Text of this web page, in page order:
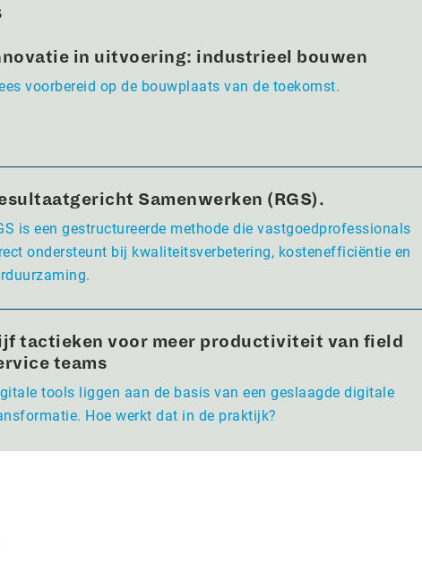
in uitvoering: industrieel bouwen
voorbereid op de bouwplaats van de toekomst.
Samenwerken (RGS).
is een gestructureerde methode die vastgoedprofessionals
ondersteunt bij kwaliteitsverbetering, kostenefficiëntie en
tactieken voor meer productiviteit van field
teams
tools liggen aan de basis van een geslaagde digitale
Hoe werkt dat in de praktijk?